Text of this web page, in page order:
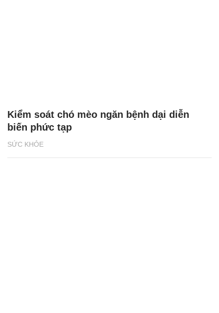
SỨC KHỎE
Kiểm soát chó mèo ngăn bệnh dại diễn
biến phức tạp